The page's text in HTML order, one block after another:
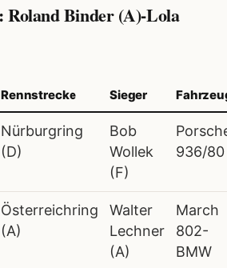
Roland Binder (A)-Lola
Rennstrecke Sieger
Nürburgring
(D)
Bob
Wollek
(F)
936/80
Österreichring
(A)
Walter
Lechner
(A)
March
802-
BMW